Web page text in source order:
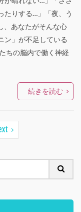
たりする…」「夜、う
、あなたがそんな心
ン」が不足している
ちの脳内で働く神経
続きを読む